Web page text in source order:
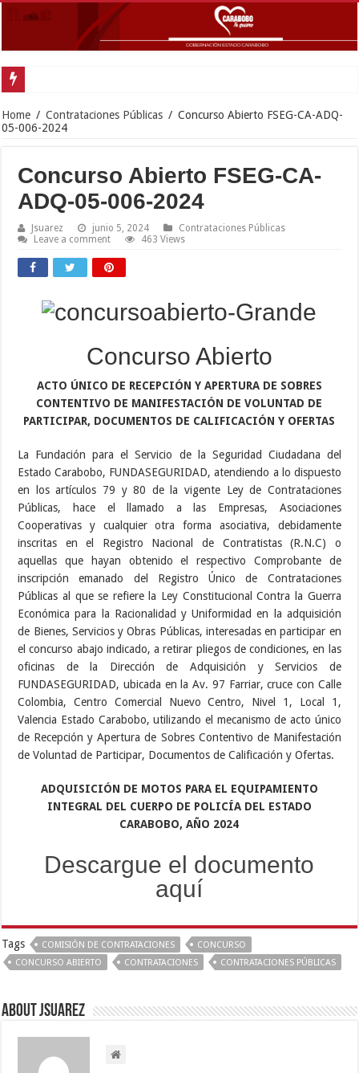
Home / Contrataciones Públicas / Concurso Abierto FSEG-CA-ADQ-
05-006-2024
Concurso Abierto FSEG-CA-
ADQ-05-006-2024
Jsuarez junio 5, 2024
Contrataciones Públicas
Leave a comment
463 Views
Concurso Abierto
ACTO ÚNICO DE RECEPCIÓN Y APERTURA DE SOBRES
CONTENTIVO DE MANIFESTACIÓN DE VOLUNTAD DE
PARTICIPAR, DOCUMENTOS DE CALIFICACIÓN Y OFERTAS
La Fundación para el Servicio de la Seguridad Ciudadana del
Estado Carabobo, FUNDASEGURIDAD, atendiendo a lo dispuesto
en los artículos 79 y 80 de la vigente Ley de Contrataciones
Públicas, hace el llamado a las Empresas, Asociaciones
Cooperativas y cualquier otra forma asociativa, debidamente
inscritas en el Registro Nacional de Contratistas (R.N.C) o
aquellas que hayan obtenido el respectivo Comprobante de
inscripción emanado del Registro Único de Contrataciones
Públicas al que se refiere la Ley Constitucional Contra la Guerra
Económica para la Racionalidad y Uniformidad en la adquisición
de Bienes, Servicios y Obras Públicas, interesadas en participar en
el concurso abajo indicado, a retirar pliegos de condiciones, en las
oficinas de la Dirección de Adquisición y Servicios de
FUNDASEGURIDAD, ubicada en la Av. 97 Farriar, cruce con Calle
Colombia, Centro Comercial Nuevo Centro, Nivel 1, Local 1,
Valencia Estado Carabobo, utilizando el mecanismo de acto único
de Recepción y Apertura de Sobres Contentivo de Manifestación
de Voluntad de Participar, Documentos de Calificación y Ofertas.
ADQUISICIÓN DE MOTOS PARA EL EQUIPAMIENTO
INTEGRAL DEL CUERPO DE POLICÍA DEL ESTADO
CARABOBO, AÑO 2024
Descargue el documento
aquí
Tags COMISIÓN DE CONTRATACIONES
CONCURSO
CONCURSO ABIERTO
CONTRATACIONES CONTRATACIONES PÚBLICAS
About Jsuarez